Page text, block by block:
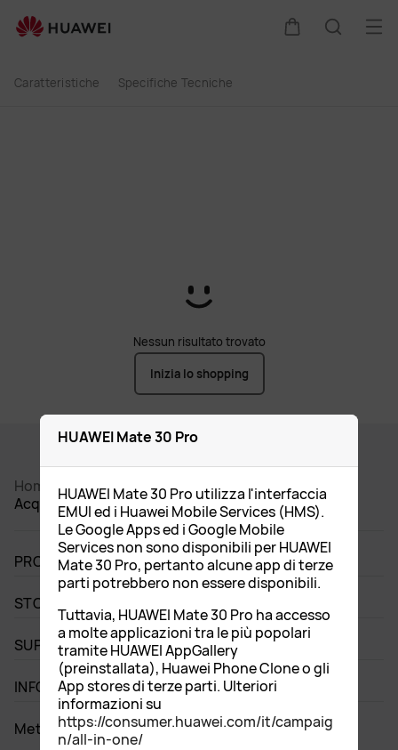
buy
Caratteristiche Specifiche Tecniche
Nessun risultato trovato
Inizia lo shopping
HUAWEI Mate 30 Pro
HUAWEI Mate 30 Pro utilizza l'interfaccia
EMUI ed i Huawei Mobile Services (HMS).
Le Google Apps ed i Google Mobile
Services non sono disponibili per HUAWEI
Mate 30 Pro, pertanto alcune app di terze
parti potrebbero non essere disponibili.
Tuttavia, HUAWEI Mate 30 Pro ha accesso
a molte applicazioni tra le più popolari
tramite HUAWEI AppGallery
(preinstallata), Huawei Phone Clone o gli
App stores di terze parti. Ulteriori
informazioni su
https://consumer.huawei.com/it/campaig
n/all-in-one/
Home Smartphone
HUAWEI Mate 30 Pro
Acquista
PRODOTTI
STORE
SUPPORTO
INFORMAZIONI SU HUAWEI
Metodo di pagamento di supporto